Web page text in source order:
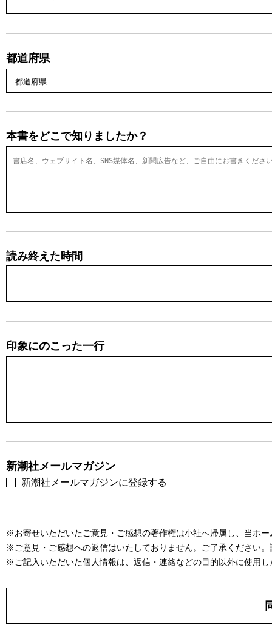
都道府県
本書をどこで知りましたか？
読み終えた時間
印象にのこった一行
新潮社メールマガジン
新潮社メールマガジンに登録する
※お寄せいただいたご意見・ご感想の著作権は小社へ帰属し、当ホ
※ご意見・ご感想への返信はいたしておりません。ご了承ください。
※ご記入いただいた個人情報は、返信・連絡などの目的以外に使用